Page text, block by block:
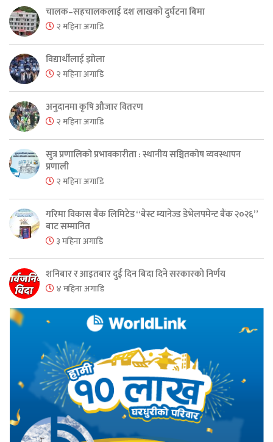
चालक–सहचालकलाई दश लाखको दुर्घटना बिमा
२ महिना अगाडि
विद्यार्थीलाई झोला
२ महिना अगाडि
अनुदानमा कृषि औजार वितरण
२ महिना अगाडि
सुत्र प्रणालिको प्रभावकारीता : स्थानीय सञ्चितकोष व्यवस्थापन
प्रणाली
२ महिना अगाडि
गरिमा विकास बैंक लिमिटेड “बेस्ट म्यानेज्ड डेभेलपमेन्ट बैंक २०२६”
बाट सम्मानित
३ महिना अगाडि
शनिबार र आइतबार दुई दिन बिदा दिने सरकारको निर्णय
४ महिना अगाडि